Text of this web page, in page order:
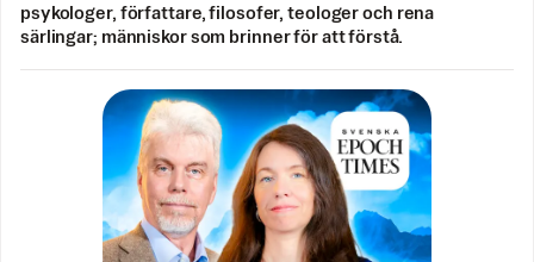
psykologer, författare, filosofer, teologer och rena
särlingar; människor som brinner för att förstå.